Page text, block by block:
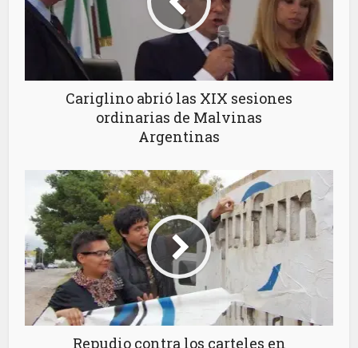
Cariglino abrió las XIX sesiones
ordinarias de Malvinas
Argentinas
Repudio contra los carteles en